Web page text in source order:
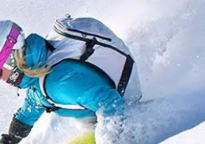
Rabatt-Aktionen!